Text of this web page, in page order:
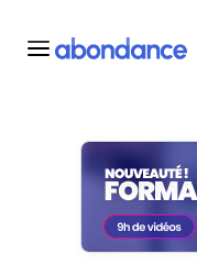
Toutes les actus
Actus SEO
Plateforme